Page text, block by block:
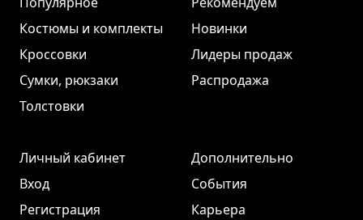
Костюмы и комплекты
Кроссовки
Сумки, рюкзаки
Толстовки
Новинки
Лидеры продаж
Распродажа
Личный кабинет
Вход
Регистрация
Дополнительно
События
Карьера